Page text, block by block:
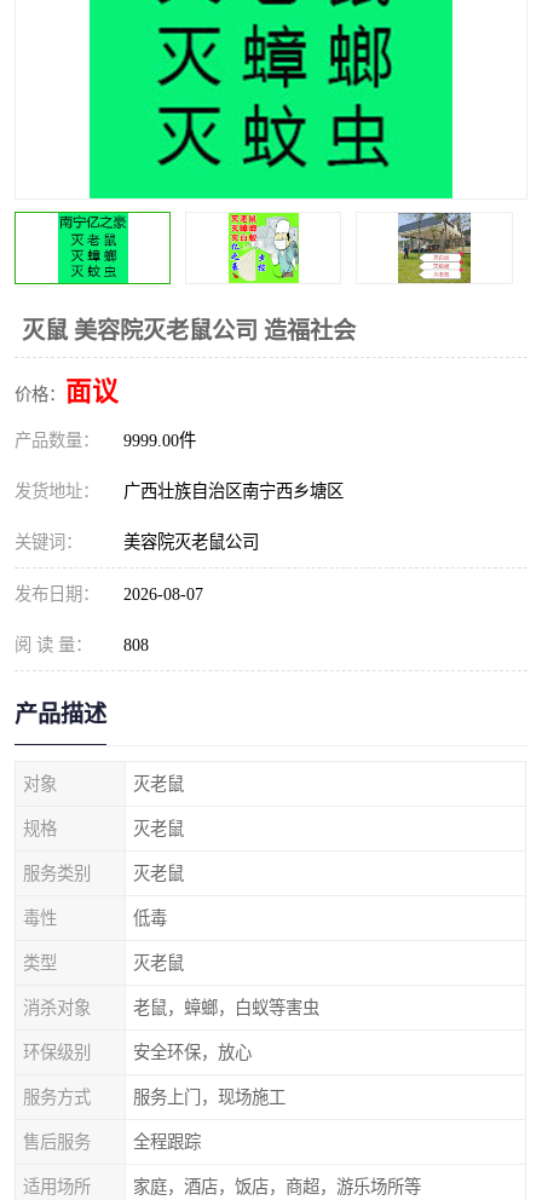
灭鼠 美容院灭老鼠公司 造福社会
价格： 面议
产品数量： 9999.00件
发货地址： 广西壮族自治区南宁西乡塘区
关键词： 美容院灭老鼠公司
发布日期： 2026-08-07
阅 读 量： 808
产品描述
对象 灭老鼠
规格 灭老鼠
服务类别 灭老鼠
毒性 低毒
类型 灭老鼠
消杀对象 老鼠，蟑螂，白蚁等害虫
环保级别 安全环保，放心
服务方式 服务上门，现场施工
售后服务 全程跟踪
适用场所 家庭，酒店，饭店，商超，游乐场所等